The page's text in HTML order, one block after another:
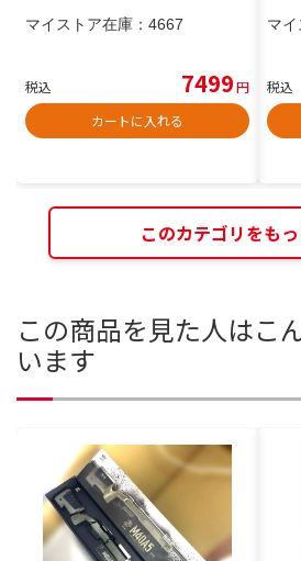
マイストア在庫： 4667
税込 7499円
カートに入れる
マイ
税込
このカテゴリをも
この商品を見た人はこ
います